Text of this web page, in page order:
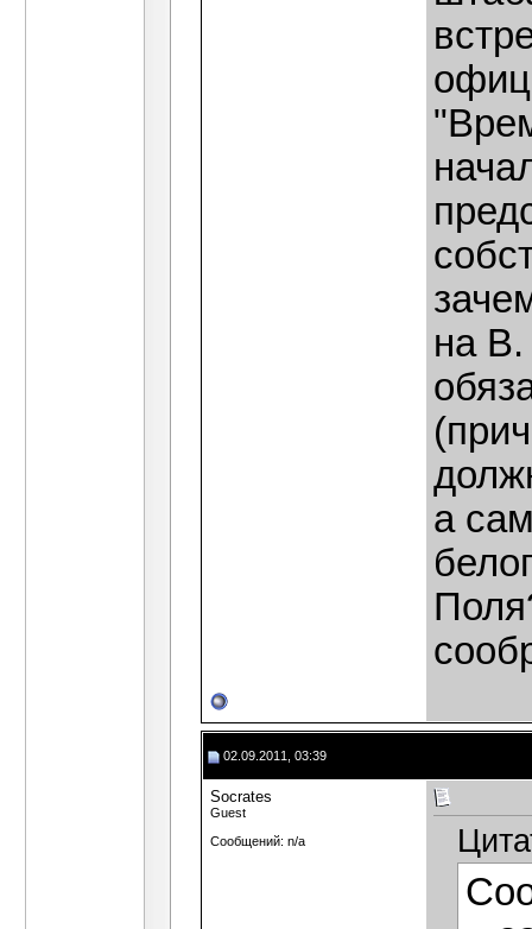
на
а
02.09.2011, 03:39
Socrates
Guest
Сообщений: n/a